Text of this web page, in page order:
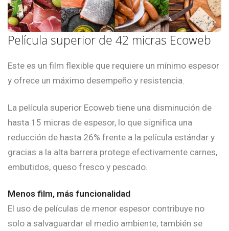
Película superior de 42 micras Ecoweb
Este es un film flexible que requiere un mínimo espesor
y ofrece un máximo desempeño y resistencia.
La película superior Ecoweb tiene una disminución de
hasta 15 micras de espesor, lo que significa una
reducción de hasta 26% frente a la película estándar y
gracias a la alta barrera protege efectivamente carnes,
embutidos, queso fresco y pescado.
Menos film, más funcionalidad
El uso de películas de menor espesor contribuye no
solo a salvaguardar el medio ambiente, también se